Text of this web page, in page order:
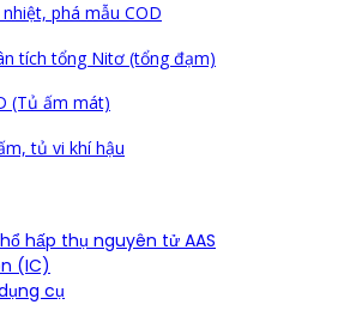
phá mẫu COD
tích tổng Nitơ (tổng đạm)
(Tủ ấm mát)
tủ vi khí hậu
hấp thụ nguyên tử AAS
(IC)
cụ